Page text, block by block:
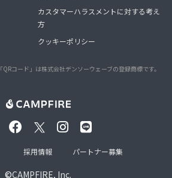
カスタマーハラスメントに対する考え
方
クッキーポリシー
「QRコード」は株式会社デンソーウェーブの登録商標です。
©CAMPFIRE, Inc.
採用情報 パートナー募集